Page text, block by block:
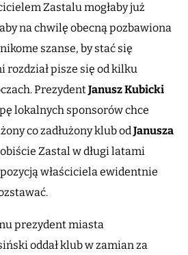
Zastalu mogłaby już
na chwilę obecną pozbawiona
szanse, by stać się
rozdział pisze się od kilku
PrezydentJanusz Kubicki
lokalnych sponsorów chce
co zadłużony klub odJanusza
Zastal w długi latami
właściciela ewidentnie
prezydent miasta
oddał klub w zamian za